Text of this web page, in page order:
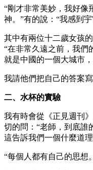
“剛才非常美妙，我好像
神。”有的說：“我感到
其中有兩位十二歲女孩
“在非常久遠之前，我們
就是中國的一個大城市
我請他們把自己的答案
二、水杯的實驗
我有時會從《正見週刊
切的問：“老師，到底誰
這告訴我們一個什麼道
“每個人都有自己的思想